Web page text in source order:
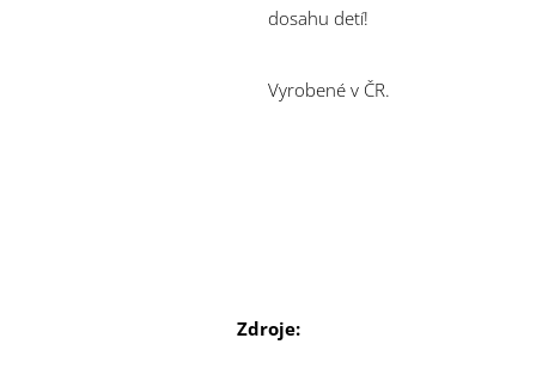
dosahu detí!
Vyrobené v ČR.
Zdroje: